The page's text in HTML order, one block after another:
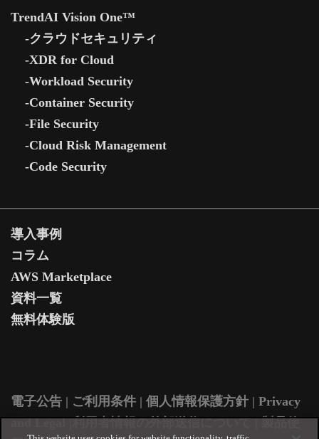
TrendAI Vision One™
-クラウドセキュリティ
-XDR for Cloud
-Workload Security
-Container Security
-File Security
-Cloud Risk Management
-Code Security
導入事例
コラム
AWS Marketplace
資料一覧
無料体験版
電子公告 | ご利用条件 | 個人情報保護方針 | Privacy
and Legal|利用者情報の外部送信について| ​製品使